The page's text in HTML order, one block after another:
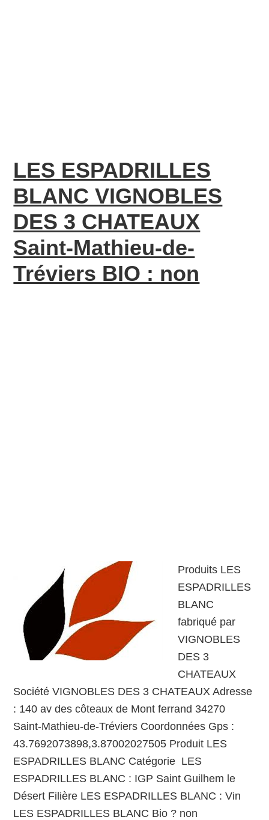
LES ESPADRILLES
BLANC VIGNOBLES
DES 3 CHATEAUX
Saint-Mathieu-de-
Tréviers BIO : non
Produits LES
ESPADRILLES
BLANC
fabriqué par
VIGNOBLES
DES 3
CHATEAUX
Société VIGNOBLES DES 3 CHATEAUX Adresse
: 140 av des côteaux de Mont ferrand 34270
Saint-Mathieu-de-Tréviers Coordonnées Gps :
43.7692073898,3.87002027505 Produit LES
ESPADRILLES BLANC Catégorie LES
ESPADRILLES BLANC : IGP Saint Guilhem le
Désert Filière LES ESPADRILLES BLANC : Vin
LES ESPADRILLES BLANC Bio ? non